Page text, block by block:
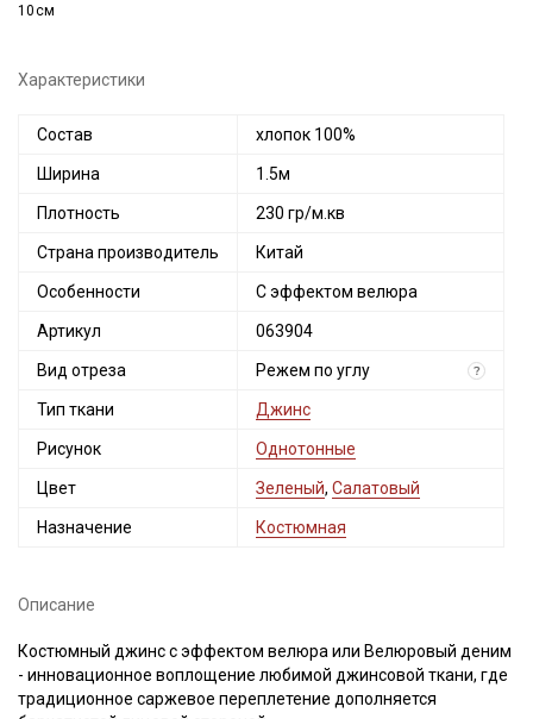
10см
Характеристики
Состав хлопок 100%
Ширина 1.5м
Плотность 230 гр/м.кв
Страна производитель Китай
Особенности С эффектом велюра
Артикул 063904
Вид отреза Режем по углу ?
Тип ткани Джинс
Рисунок Однотонные
Цвет Зеленый, Салатовый
Назначение Костюмная
Описание
Костюмный джинс с эффектом велюра или Велюровый деним
- инновационное воплощение любимой джинсовой ткани, где
традиционное саржевое переплетение дополняется